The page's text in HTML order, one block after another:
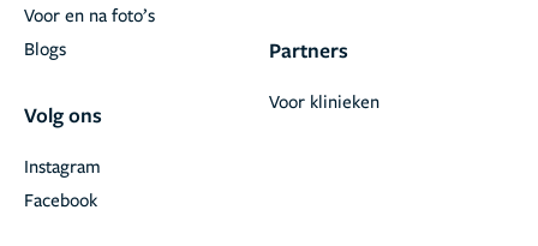
Voor en na foto’s
Blogs
Volg ons
Facebook
Instagram
Partners
Voor klinieken